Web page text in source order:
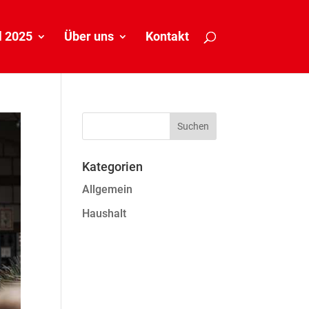
2025 Über uns Kontakt
Kategorien
Allgemein
Haushalt